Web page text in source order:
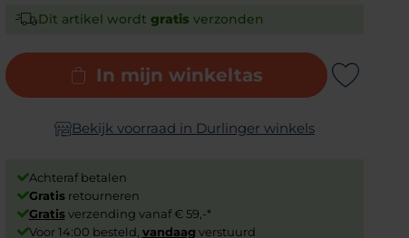
Dit artikel wordt gratis verzonden
In mijn winkeltas Add to Wishlist
Bekijk voorraad in Durlinger winkels
Achteraf betalen
Gratisretourneren
Gratisverzending vanaf € 59,-*
Voor 14:00 besteld, vandaag verstuurd